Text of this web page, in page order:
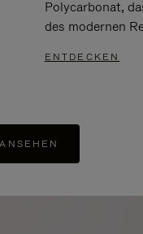
Polycarbonat,
des modernen
ENTDECKEN